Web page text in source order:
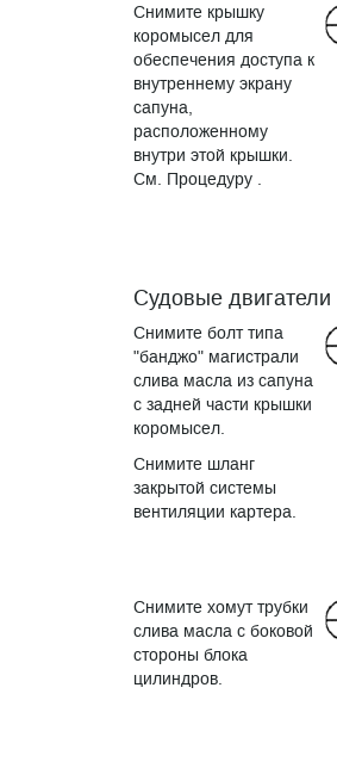
Снимите крышку
коромысел для
обеспечения доступа к
внутреннему экрану
сапуна,
расположенному
внутри этой крышки.
См. Процедуру .
Судовые двигатели
Снимите болт типа
"банджо" магистрали
слива масла из сапуна
с задней части крышки
коромысел.
Снимите шланг
закрытой системы
вентиляции картера.
Снимите хомут трубки
слива масла с боковой
стороны блока
цилиндров.